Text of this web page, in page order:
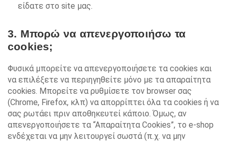
είδατε στο site μας.
3. Μπορώ να απενεργοποιήσω τα
cookies;
Φυσικά μπορείτε να απενεργοποιήσετε τα cookies και
να επιλέξετε να περιηγηθείτε μόνο με τα απαραίτητα
cookies. Μπορείτε να ρυθμίσετε τον browser σας
(Chrome, Firefox, κλπ) να απορρίπτει όλα τα cookies ή να
σας ρωτάει πριν αποθηκευτεί κάποιο. Όμως, αν
απενεργοποιήσετε τα “Απαραίτητα Cookies”, το e-shop
ενδέχεται να μην λειτουργεί σωστά (π.χ. να μην